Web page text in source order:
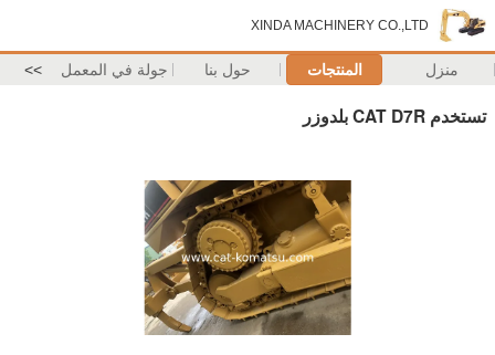
XINDA MACHINERY CO.,LTD
منزل المنتجات حول بنا جولة في المعمل >>
تستخدم CAT D7R بلدوزر